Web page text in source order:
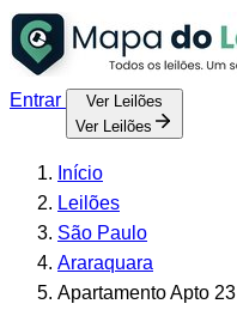
Entrar
Ver Leilões
Ver Leilões
Início
Leilões
São Paulo
Araraquara
Apartamento Apto